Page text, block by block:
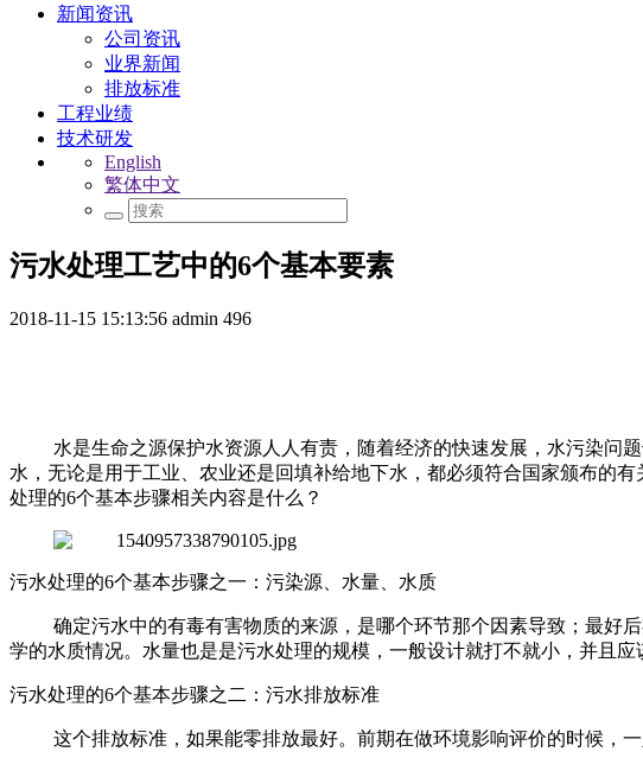
新闻资讯
公司资讯
业界新闻
排放标准
工程业绩
技术研发
English
繁体中文
污水处理工艺中的6个基本要素
2018-11-15 15:13:56 admin 496
水是生命之源保护水资源人人有责，随着经济的快速发展，水污染问
水，无论是用于工业、农业还是回填补给地下水，都必须符合国家颁布的
处理的6个基本步骤相关内容是什么？
污水处理的6个基本步骤之一：污染源、水量、水质
确定污水中的有毒有害物质的来源，是哪个环节那个因素导致；最好
学的水质情况。水量也是是污水处理的规模，一般设计就打不就小，并且应
污水处理的6个基本步骤之二：污水排放标准
这个排放标准，如果能零排放最好。前期在做环境影响评价的时候，